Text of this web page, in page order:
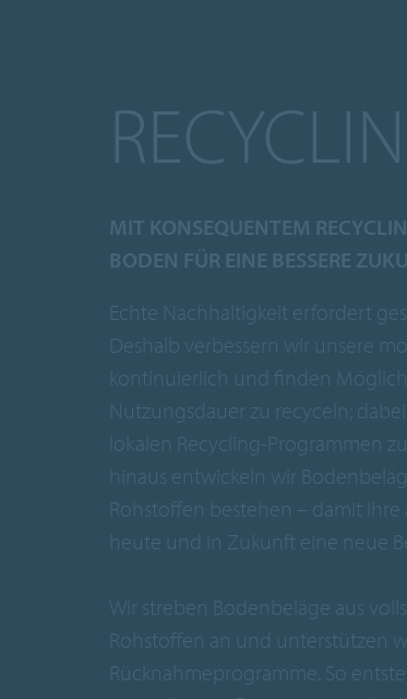
MIT KONSEQUENTEM
BODEN FÜR EINE BESSERE
Echte Nachhaltigkeit erfordert
Deshalb verbessern wir unsere
kontinuierlich und finden
Nutzungsdauer zu recyceln;
lokalen Recycling-Programmen
hinaus entwickeln wir
Rohstoffen bestehen – damit
heute und in Zukunft eine neue
Wir streben Bodenbeläge aus
Rohstoffen an und unterstützen
Rücknahmeprogramme. So